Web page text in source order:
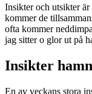
Insikter och utsikter är
kommer de
ofta kommer
jag sitter o glor ut på
Insikter
En av veckans stora